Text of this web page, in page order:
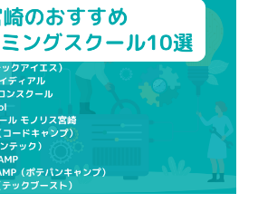
boost（テックブースト）
ールを選ぶポイント
ールをどこに見据えるか
プログラム言語を習得できるか
はオンラインと通学のどちらか
キャリアサポートも用意されてい
分に合っているか